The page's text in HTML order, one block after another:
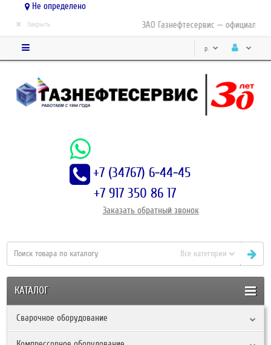
Не определено
ЗАО Газнефтесервис —
× Закрыть
р.
+7 (34767) 6-44-45
+7 917 350 86 17
Заказать обратный звонок
Все категории
КАТАЛОГ
Сварочное оборудование